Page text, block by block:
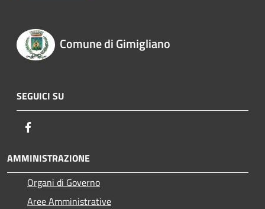
Comune di Gimigliano
SEGUICI SU
AMMINISTRAZIONE
Organi di Governo
Aree Amministrative